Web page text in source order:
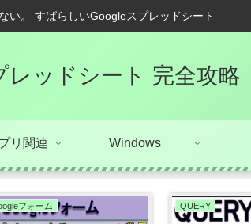
い。 すばらしいGoogleスプレッドシート
レッドシート 完全攻略
リ関連 Windows
フォーム QUERY